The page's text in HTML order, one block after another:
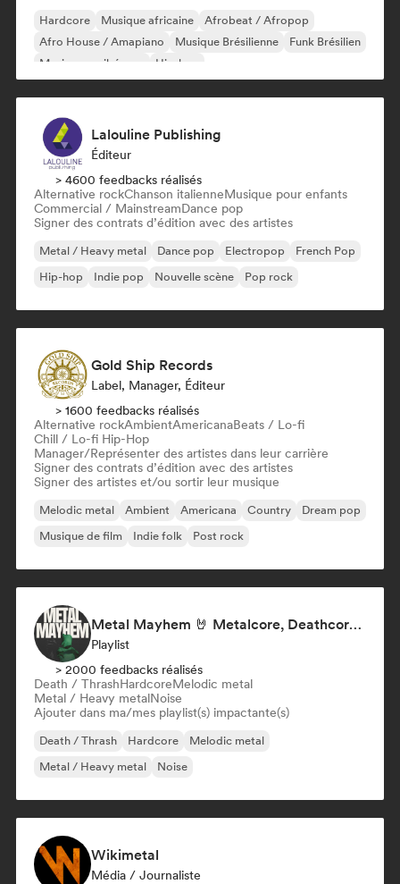
Hardcore Musique africaine
Afrobeat / Afropop
Afro House / Amapiano
Musique Brésilienne
Funk Brésilien
Musique caribéenne
Hip-hop
Lalouline Publishing
Éditeur
> 4600 feedbacks réalisés
Alternative rockChanson italienneMusique pour enfants
Commercial / MainstreamDance pop
Signer des contrats d’édition avec des artistes
Metal / Heavy metal Dance pop Electropop
French Pop
Hip-hop
Indie pop Nouvelle scène Pop rock
Gold Ship Records
Label, Manager, Éditeur
> 1600 feedbacks réalisés
Alternative rockAmbientAmericanaBeats / Lo-fi
Chill / Lo-fi Hip-Hop
Manager/Représenter des artistes dans leur carrière
Signer des contrats d’édition avec des artistes
Signer des artistes et/ou sortir leur musique
Melodic metal Ambient Americana Country
Dream pop
Musique de film
Indie folk Post rock
Metal Mayhem 🤘 Metalcore, Deathcore & Progressive Metal
Playlist
> 2000 feedbacks réalisés
Death / ThrashHardcoreMelodic metal
Metal / Heavy metalNoise
Ajouter dans ma/mes playlist(s) impactante(s)
Death / Thrash Hardcore
Melodic metal
Metal / Heavy metal
Noise
Wikimetal
Média / Journaliste